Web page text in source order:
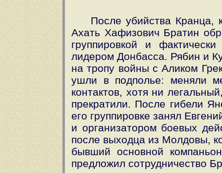
После убийства Кранца,
Ахать Хафизович Братин
группировкой и
лидером Донбасса. Рябин и
на тропу войны с Аликом
ушли в подполье: меняли
контактов, хотя ни
прекратили. После гибели
его группировке занял
и организатором боевых
после выходца из Молдовы,
бывший основной
предложил сотрудничество